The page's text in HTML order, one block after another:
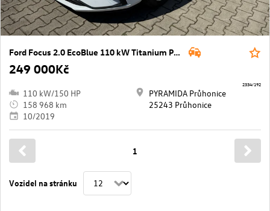
Ford Focus 2.0 EcoBlue 110 kW Titanium PowerShift
249 000Kč
110 kW/150 HP
158 968 km
10/2019
PYRAMIDA Průhonice
25243 Průhonice
2334/192
Vozidel na stránku
1